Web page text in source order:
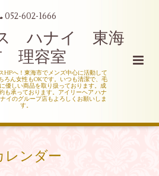
052-602-1666
ハナイ 東海
理容室
HPへ！東海市でメンズ中心に活動して
ろん女性もOKです。いつも清潔で、毛
優しい商品を取り扱っております。成
も承っております。アイリーヘア ハナ
イのグループ店もよろしくお願いしま
す。
レンダー